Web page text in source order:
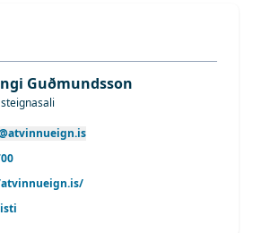
Guðmundsson